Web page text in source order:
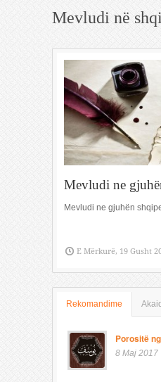
Mevludi në
Mevludi ne
E Mërkurë, 19 Gusht
Rekomandime
Porositë
8 Maj 2017